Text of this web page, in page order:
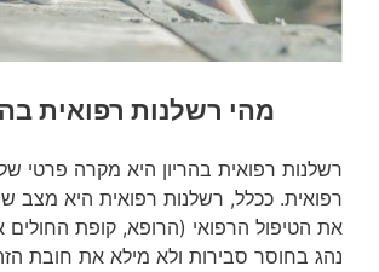
מהי רשלנות רפואית
רשלנות רפואית בהריון היא מקרה פרטי
רפואית. ככלל, רשלנות רפואית היא מצב
את הטיפול הרפואי (הרופא, קופת החולים
נהג בחוסר סבירות ולא מילא את חובת